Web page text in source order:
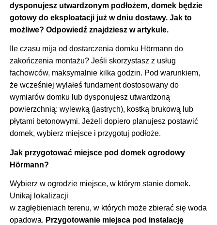
dysponujesz utwardzonym podłożem, domek będzie
gotowy do eksploatacji już w dniu dostawy. Jak to
możliwe? Odpowiedź znajdziesz w artykule.
Ile czasu mija od dostarczenia domku Hörmann do
zakończenia montażu? Jeśli skorzystasz z usług
fachowców, maksymalnie kilka godzin. Pod warunkiem,
że wcześniej wylałeś fundament dostosowany do
wymiarów domku lub dysponujesz utwardzoną
powierzchnią: wylewką (jastrych), kostką brukową lub
płytami betonowymi. Jeżeli dopiero planujesz postawić
domek, wybierz miejsce i przygotuj podłoże.
Jak przygotować miejsce pod domek ogrodowy
Hörmann?
Wybierz w ogrodzie miejsce, w którym stanie domek.
Unikaj lokalizacji
w zagłębieniach terenu, w których może zbierać się woda
opadowa. Przygotowanie miejsca pod instalację